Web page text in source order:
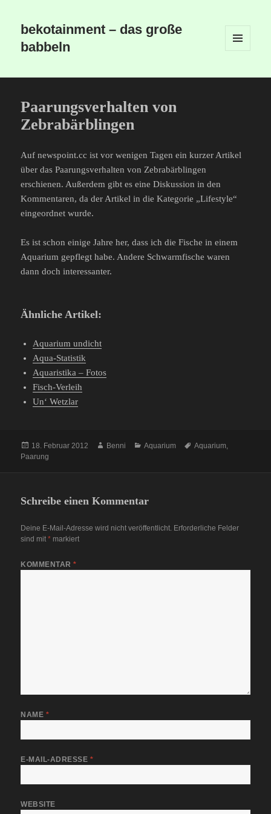
bekotainment – das große
babbeln
Paarungsverhalten von
Zebrabärblingen
Auf newspoint.cc ist vor wenigen Tagen ein kurzer Artikel
über das Paarungsverhalten von Zebrabärblingen
erschienen. Außerdem gibt es eine Diskussion in den
Kommentaren, da der Artikel in die Kategorie „Lifestyle“
eingeordnet wurde.
Es ist schon einige Jahre her, dass ich die Fische in einem
Aquarium gepflegt habe. Andere Schwarmfische waren
dann doch interessanter.
Ähnliche Artikel:
Aquarium undicht
Aqua-Statistik
Aquaristika – Fotos
Fisch-Verleih
Un‘ Wetzlar
Veröffentlicht
am
18. Februar 2012 Autor
Benni Kategorien
Aquarium Schlagwörter
Aquarium,
Paarung
Schreibe einen Kommentar
Deine E-Mail-Adresse wird nicht veröffentlicht. Erforderliche Felder
sind mit* markiert
KOMMENTAR*
NAME *
E-MAIL-ADRESSE *
WEBSITE